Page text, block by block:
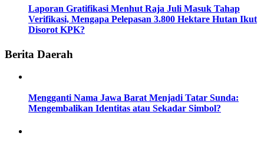
Laporan Gratifikasi Menhut Raja Juli Masuk Tahap
Verifikasi, Mengapa Pelepasan 3.800 Hektare Hutan Ikut
Disorot KPK?
Berita Daerah
Mengganti Nama Jawa Barat Menjadi Tatar Sunda:
Mengembalikan Identitas atau Sekadar Simbol?